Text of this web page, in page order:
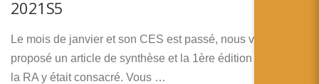
2021S5
Le mois de janvier et son CES est passé, nous vous avons
proposé un article de synthèse et la 1ère édition du 13h de
la RA y était consacré. Vous …